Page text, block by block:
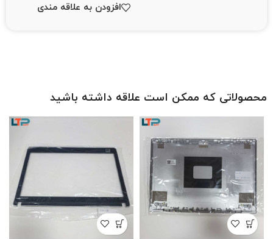
افزودن به علاقه مندی
محصولاتی که ممکن است علاقه داشته باشید